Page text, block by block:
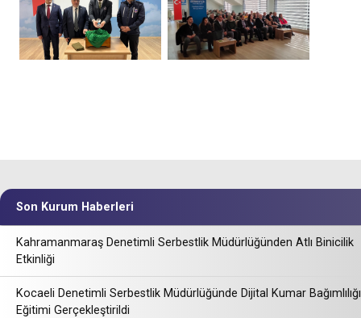
Son Kurum Haberleri
Kahramanmaraş Denetimli Serbestlik Müdürlüğünden Atlı Binicilik
Etkinliği
Kocaeli Denetimli Serbestlik Müdürlüğünde Dijital Kumar Bağımlılığı
Eğitimi Gerçekleştirildi